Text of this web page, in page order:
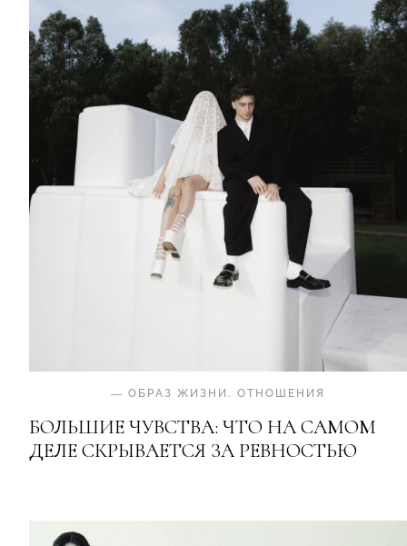
— ОБРАЗ ЖИЗНИ . ОТНОШЕНИЯ
БОЛЬШИЕ ЧУВСТВА: ЧТО НА САМОМ
ДЕЛЕ СКРЫВАЕТСЯ ЗА РЕВНОСТЬЮ